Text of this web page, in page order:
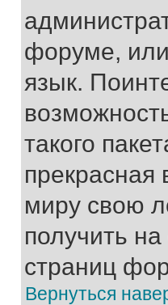
форуме,
язык.
такого
прекрасная
миру свою
получить
страниц
Вернуться